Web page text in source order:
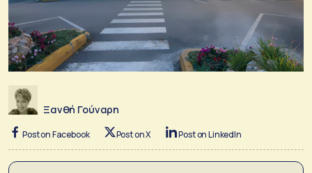
Ξανθή Γούναρη
Post on Facebook Post on X Post on LinkedIn